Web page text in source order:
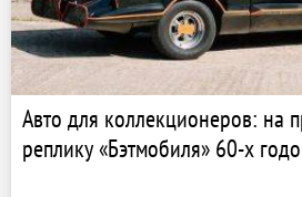
Авто для коллекционеров: на
реплику «Бэтмобиля» 60-х